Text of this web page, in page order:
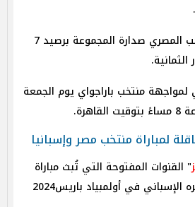
بهذا الفوز، احتل المنتخب المصري صدارة المجموعة برصيد 7
منتخب باراجواي يوم الجمعة
لمباراة منتخب مصر وإسبانيا
" القنوات المفتوحة التي تُبث مباراة
الإسباني في أولمبياد باريس2024